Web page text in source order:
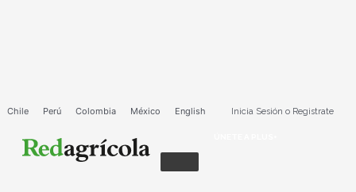
Chile Perú Colombia México English Inicia Sesión o Registrate